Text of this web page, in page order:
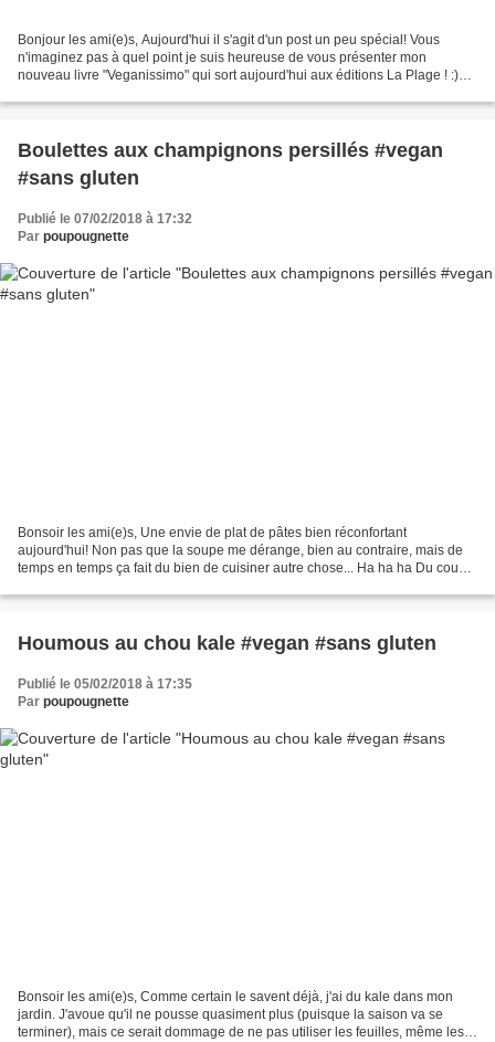
Bonjour les ami(e)s, Aujourd'hui il s'agit d'un post un peu spécial! Vous
n'imaginez pas à quel point je suis heureuse de vous présenter mon
nouveau livre "Veganissimo" qui sort aujourd'hui aux éditions La Plage ! :)
Boulettes aux champignons persillés #vegan
#sans gluten
Publié le 07/02/2018 à 17:32
Par poupougnette
Bonsoir les ami(e)s, Une envie de plat de pâtes bien réconfortant
aujourd'hui! Non pas que la soupe me dérange, bien au contraire, mais de
temps en temps ça fait du bien de cuisiner autre chose... Ha ha ha Du coup,
Houmous au chou kale #vegan #sans gluten
Publié le 05/02/2018 à 17:35
Par poupougnette
Bonsoir les ami(e)s, Comme certain le savent déjà, j'ai du kale dans mon
jardin. J'avoue qu'il ne pousse quasiment plus (puisque la saison va se
terminer), mais ce serait dommage de ne pas utiliser les feuilles, même les